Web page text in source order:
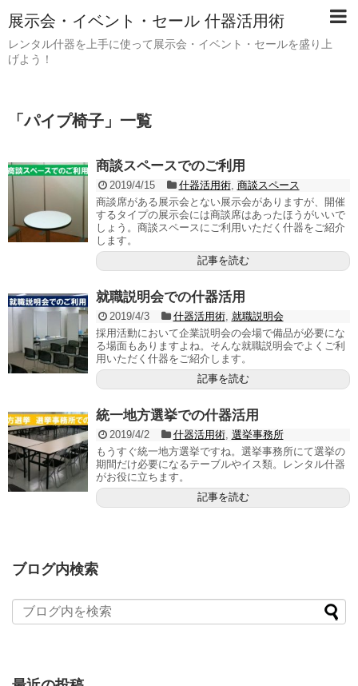
展示会・イベント・セール 什器活用術
レンタル什器を上手に使って展示会・イベント・セールを盛り上
げよう！
「パイプ椅子 」 一覧
商談スペースでのご利用
2019/4/15 什器活用術, 商談スペース
商談席がある展示会とない展示会がありますが、開催
するタイプの展示会には商談席はあったほうがいいで
しょう。商談スペースにご利用いただく什器をご紹介
します。
記事を読む
就職説明会での什器活用
2019/4/3 什器活用術, 就職説明会
採用活動において企業説明会の会場で備品が必要にな
る場面もありますよね。そんな就職説明会でよくご利
用いただく什器をご紹介します。
記事を読む
統一地方選挙での什器活用
2019/4/2 什器活用術, 選挙事務所
もうすぐ統一地方選挙ですね。選挙事務所にて選挙の
期間だけ必要になるテーブルやイス類。レンタル什器
がお役に立ちます。
記事を読む
ブログ内検索